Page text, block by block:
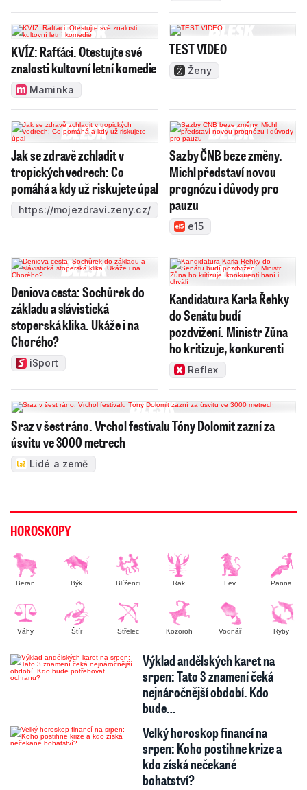
KVÍZ: Rafťáci. Otestujte své
znalosti kultovní letní komedie
Maminka
TEST VIDEO
Ženy
Jak se zdravě zchladit v
tropických vedrech: Co
pomáhá a kdy už riskujete úpal
https://mojezdravi.zeny.cz/
Sazby ČNB beze změny.
Michl představí novou
prognózu i důvody pro
pauzu
e15
Deniova cesta: Sochůrek do
základu a slávistická
stoperská klika. Ukáže i na
Chorého?
iSport
Kandidatura Karla Řehky
do Senátu budí
pozdvižení. Ministr Zůna
ho kritizuje, konkurenti
haní i chválí
Reflex
Sraz v šest ráno. Vrchol festivalu Tóny Dolomit zazní za
úsvitu ve 3000 metrech
Lidé a země
HOROSKOPY
Beran Býk Blíženci Rak Lev Panna
Váhy Štír Střelec Kozoroh Vodnář Ryby
Výklad andělských karet na
srpen: Tato 3 znamení čeká
nejnáročnější období. Kdo
bude…
Velký horoskop financí na
srpen: Koho postihne krize a
kdo získá nečekané
bohatství?